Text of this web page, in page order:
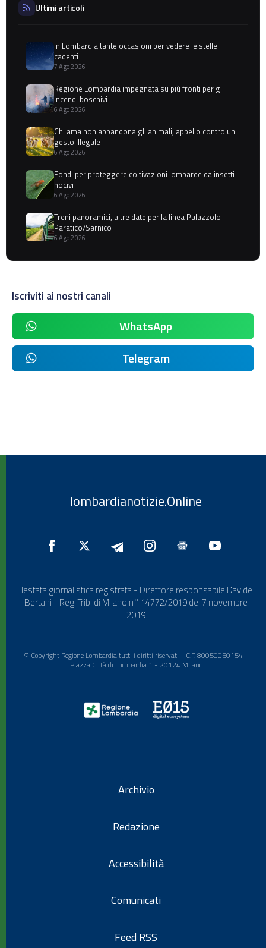
Ultimi articoli
In Lombardia tante occasioni per vedere le stelle
cadenti
7 Ago 2026
Regione Lombardia impegnata su più fronti per gli
incendi boschivi
6 Ago 2026
Chi ama non abbandona gli animali, appello contro un
gesto illegale
6 Ago 2026
Fondi per proteggere coltivazioni lombarde da insetti
nocivi
6 Ago 2026
Treni panoramici, altre date per la linea Palazzolo-
Paratico/Sarnico
6 Ago 2026
Iscriviti ai nostri canali
WhatsApp
Telegram
lombardianotizie.Online
Testata giornalistica registrata - Direttore responsabile Davide
Bertani - Reg. Trib. di Milano n° 14772/2019 del 7 novembre
2019
© Copyright Regione Lombardia tutti i diritti riservati - C.F. 80050050154 -
Piazza Città di Lombardia 1 - 20124 Milano
Archivio
Redazione
Accessibilità
Comunicati
Feed RSS